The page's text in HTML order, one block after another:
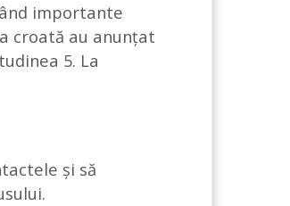
importante
croată au anunțat
5. La
și să